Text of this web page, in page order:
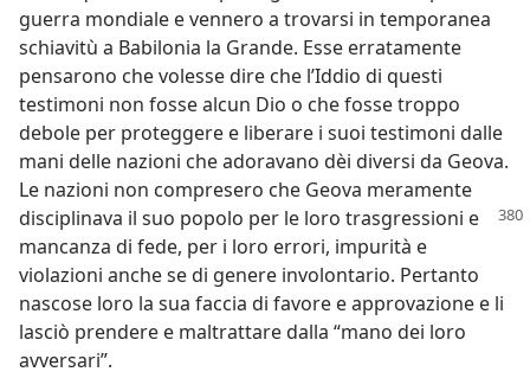
guerra mondiale e vennero a trovarsi in temporanea
schiavitù a Babilonia la Grande. Esse erratamente
pensarono che volesse dire che l’Iddio di questi
testimoni non fosse alcun Dio o che fosse troppo
debole per proteggere e liberare i suoi testimoni dalle
mani delle nazioni che adoravano dèi diversi da Geova.
Le nazioni non compresero che Geova meramente
disciplinava il suo popolo per le loro trasgressioni e
mancanza di fede, per i loro errori, impurità e
violazioni anche se di genere involontario. Pertanto
nascose loro la sua faccia di favore e approvazione e li
lasciò prendere e maltrattare dalla “mano dei loro
avversari”.